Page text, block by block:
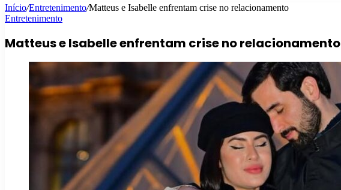
Início/Entretenimento/Matteus e Isabelle enfrentam crise no relacionamento
Entretenimento
Matteus e Isabelle enfrentam crise no relacionamento